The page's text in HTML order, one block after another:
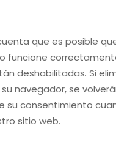
que es posible
funcione
deshabilitadas. Si
navegador, se
su consentimiento
sitio web.